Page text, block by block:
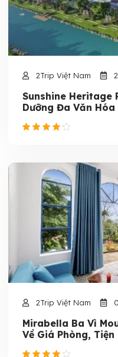
2Trip Việt Nam
Sunshine Heritage
Dưỡng Đa Văn Hóa
2Trip Việt Nam
Mirabella Ba Vì
Về Giá Phòng, Tiện